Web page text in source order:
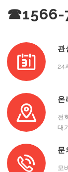
☎1566-
관
24
온
전
대
문
모